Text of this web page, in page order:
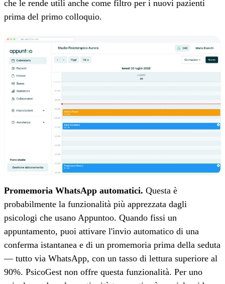
che le rende utili anche come filtro per i nuovi pazienti
prima del primo colloquio.
Promemoria WhatsApp automatici. Questa è
probabilmente la funzionalità più apprezzata dagli
psicologi che usano Appuntoo. Quando fissi un
appuntamento, puoi attivare l'invio automatico di una
conferma istantanea e di un promemoria prima della seduta
— tutto via WhatsApp, con un tasso di lettura superiore al
90%. PsicoGest non offre questa funzionalità. Per uno